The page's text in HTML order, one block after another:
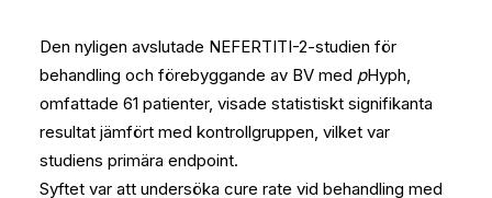
Den nyligen avslutade NEFERTITI-2-studien för
behandling och förebyggande av BV med pHyph,
omfattade 61 patienter, visade statistiskt signifikanta
resultat jämfört med kontrollgruppen, vilket var
studiens primära endpoint.
Syftet var att undersöka cure rate vid behandling med